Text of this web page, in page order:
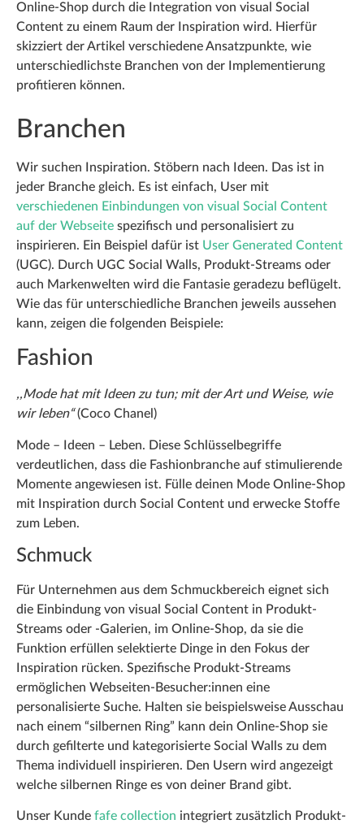
Online-Shop durch die Integration von visual Social
Content zu einem Raum der Inspiration wird. Hierfür
skizziert der Artikel verschiedene Ansatzpunkte, wie
unterschiedlichste Branchen von der Implementierung
profitieren können.
Branchen
Wir suchen Inspiration. Stöbern nach Ideen. Das ist in
jeder Branche gleich. Es ist einfach, User mit
verschiedenen Einbindungen von visual Social Content
auf der Webseite spezifisch und personalisiert zu
inspirieren. Ein Beispiel dafür ist User Generated Content
(UGC). Durch UGC Social Walls, Produkt-Streams oder
auch Markenwelten wird die Fantasie geradezu beflügelt.
Wie das für unterschiedliche Branchen jeweils aussehen
kann, zeigen die folgenden Beispiele:
Fashion
,,Mode hat mit Ideen zu tun; mit der Art und Weise, wie
wir leben“(Coco Chanel)
Mode – Ideen – Leben. Diese Schlüsselbegriffe
verdeutlichen, dass die Fashionbranche auf stimulierende
Momente angewiesen ist. Fülle deinen Mode Online-Shop
mit Inspiration durch Social Content und erwecke Stoffe
zum Leben.
Schmuck
Für Unternehmen aus dem Schmuckbereich eignet sich
die Einbindung von visual Social Content in Produkt-
Streams oder -Galerien, im Online-Shop, da sie die
Funktion erfüllen selektierte Dinge in den Fokus der
Inspiration rücken. Spezifische Produkt-Streams
ermöglichen Webseiten-Besucher:innen eine
personalisierte Suche. Halten sie beispielsweise Ausschau
nach einem “silbernen Ring” kann dein Online-Shop sie
durch gefilterte und kategorisierte Social Walls zu dem
Thema individuell inspirieren. Den Usern wird angezeigt
welche silbernen Ringe es von deiner Brand gibt.
Unser Kunde fafe collection integriert zusätzlich Produkt-